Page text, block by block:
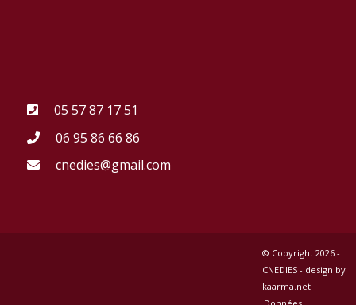
05 57 87 17 51
06 95 86 66 86
cnedies@gmail.com
© Copyright 2026 -
CNEDIES - design by
kaarma.net